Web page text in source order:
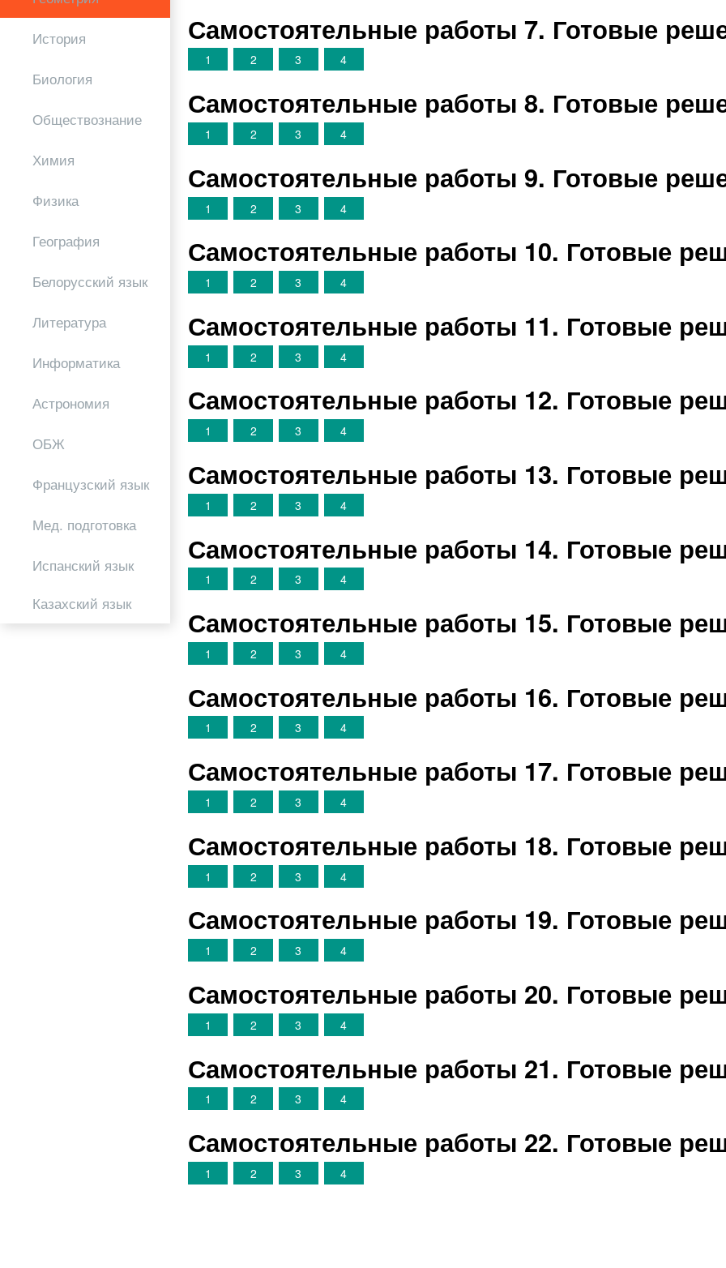
История
Биология
Обществознание
Химия
Физика
География
Белорусский язык
Литература
Информатика
Астрономия
ОБЖ
Французский язык
Мед. подготовка
Испанский язык
Казахский язык
Самостоятельные работы 7. Готовые
1 2 3 4
Самостоятельные работы 8. Готовые
1 2 3 4
Самостоятельные работы 9. Готовые
1 2 3 4
Самостоятельные работы 10. Готовые
1 2 3 4
Самостоятельные работы 11. Готовые
1 2 3 4
Самостоятельные работы 12. Готовые
1 2 3 4
Самостоятельные работы 13. Готовые
1 2 3 4
Самостоятельные работы 14. Готовые
1 2 3 4
Самостоятельные работы 15. Готовые
1 2 3 4
Самостоятельные работы 16. Готовые
1 2 3 4
Самостоятельные работы 17. Готовые
1 2 3 4
Самостоятельные работы 18. Готовые
1 2 3 4
Самостоятельные работы 19. Готовые
1 2 3 4
Самостоятельные работы 20. Готовые
1 2 3 4
Самостоятельные работы 21. Готовые
1 2 3 4
Самостоятельные работы 22. Готовые
1 2 3 4